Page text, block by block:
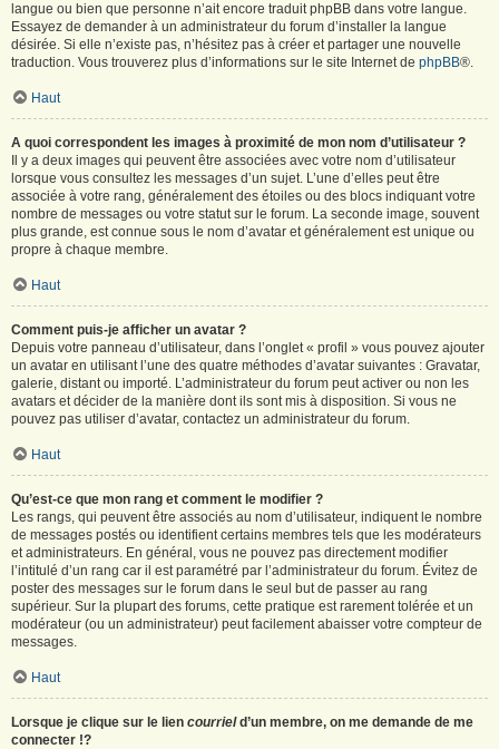
langue ou bien que personne n’ait encore traduit phpBB dans votre langue.
Essayez de demander à un administrateur du forum d’installer la langue
désirée. Si elle n’existe pas, n’hésitez pas à créer et partager une nouvelle
traduction. Vous trouverez plus d’informations sur le site Internet de phpBB®.
Haut
A quoi correspondent les images à proximité de mon nom d’utilisateur ?
Il y a deux images qui peuvent être associées avec votre nom d’utilisateur
lorsque vous consultez les messages d’un sujet. L’une d’elles peut être
associée à votre rang, généralement des étoiles ou des blocs indiquant votre
nombre de messages ou votre statut sur le forum. La seconde image, souvent
plus grande, est connue sous le nom d’avatar et généralement est unique ou
propre à chaque membre.
Haut
Comment puis-je afficher un avatar ?
Depuis votre panneau d’utilisateur, dans l’onglet « profil » vous pouvez ajouter
un avatar en utilisant l’une des quatre méthodes d’avatar suivantes : Gravatar,
galerie, distant ou importé. L’administrateur du forum peut activer ou non les
avatars et décider de la manière dont ils sont mis à disposition. Si vous ne
pouvez pas utiliser d’avatar, contactez un administrateur du forum.
Haut
Qu’est-ce que mon rang et comment le modifier ?
Les rangs, qui peuvent être associés au nom d’utilisateur, indiquent le nombre
de messages postés ou identifient certains membres tels que les modérateurs
et administrateurs. En général, vous ne pouvez pas directement modifier
l’intitulé d’un rang car il est paramétré par l’administrateur du forum. Évitez de
poster des messages sur le forum dans le seul but de passer au rang
supérieur. Sur la plupart des forums, cette pratique est rarement tolérée et un
modérateur (ou un administrateur) peut facilement abaisser votre compteur de
messages.
Haut
Lorsque je clique sur le lien courrield’un membre, on me demande de me
connecter !?